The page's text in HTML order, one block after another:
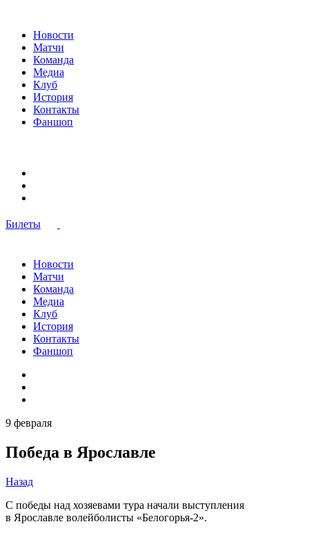
Новости
Матчи
Команда
Медиа
Клуб
История
Контакты
Фаншоп
Билеты
Новости
Матчи
Команда
Медиа
Клуб
История
Контакты
Фаншоп
9 февраля
Победа в Ярославле
Назад
С победы над хозяевами тура начали выступления
в Ярославле волейболисты «Белогорья-2».